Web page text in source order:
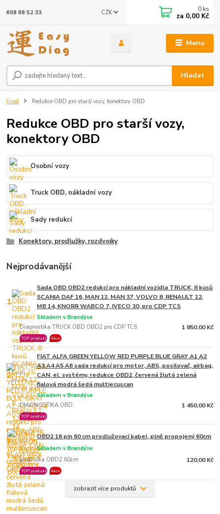
Menu
CZK
Hledat
608 88 52 33 0 ks
za 0,00 Kč
Úvod Redukce OBD pro starší vozy, konektory OBD
Redukce OBD pro starší vozy,
konektory OBD
Osobní vozy
Truck OBD, nákladní vozy
Sady redukcí
Konektory, prodlužky, rozdvojky
Nejprodávanější
1.
Sada OBD OBD2 redukcí pro nákladní vozidla TRUCK, 8 kusů
SCANIA DAF 16, MAN 12, MAN 37, VOLVO 8, RENAULT 12,
MB 14, KNORR WABCO 7, IVECO 30, pro CDP TCS
Diagnostika TRUCK OBD OBD2 pro CDP TCS
Skladem v Brandýse
TOP produkt Akce
1 850,00 Kč
2.
FIAT ALFA GREEN YELLOW RED PURPLE BLUE GRAY A1 A2
A3 A4 A5 A6 sada redukcí pro motor, ABS, posilovač, airbag,
CAN, el. systémy, redukce OBD2, červená žlutá zelená
fialová modrá šedá multiecuscan
DIAGNOSTIKA OBD
Skladem v Brandýse
TOP produkt
1 450,00 Kč
3. OBD2 16 pin 60 cm prodlužovací kabel, plně propojený 60cm
prodlužka OBD2 60cm
Skladem v Brandýse
TOP produkt Akce
120,00 Kč
zobrazit více produktů